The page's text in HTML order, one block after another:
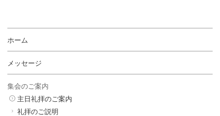
ホーム
メッセージ
集会のご案内
主日礼拝のご案内
礼拝のご説明